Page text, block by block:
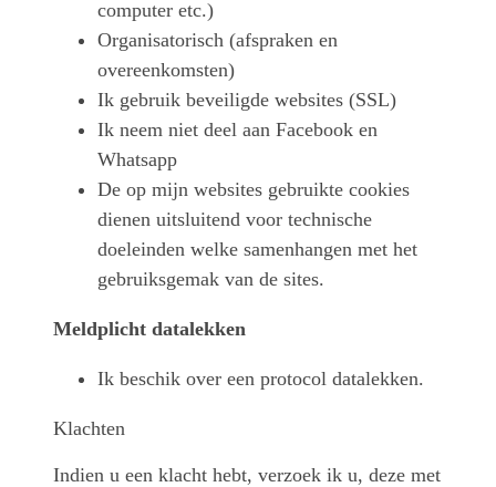
computer etc.)
Organisatorisch (afspraken en
overeenkomsten)
Ik gebruik beveiligde websites (SSL)
Ik neem niet deel aan Facebook en
Whatsapp
De op mijn websites gebruikte cookies
dienen uitsluitend voor technische
doeleinden welke samenhangen met het
gebruiksgemak van de sites.
Meldplicht datalekken
Ik beschik over een protocol datalekken.
Klachten
Indien u een klacht hebt, verzoek ik u, deze met